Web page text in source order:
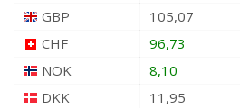
GBP
105,07
CHF
96,73
NOK
8,10
DKK
11,95